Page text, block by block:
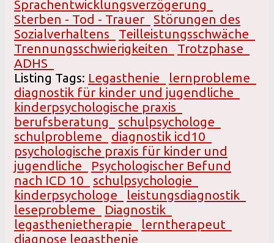
Sprachentwicklungsverzögerung
Sterben - Tod - Trauer
Störungen des
Sozialverhaltens
Teilleistungsschwäche
Trennungsschwierigkeiten
Trotzphase
ADHS
Listing Tags: Legasthenie
lernprobleme
diagnostik für kinder und jugendliche
kinderpsychologische praxis
berufsberatung
schulpsychologe
schulprobleme
diagnostik icd10
psychologische praxis für kinder und
jugendliche
Psychologischer Befund
nach ICD 10
schulpsychologie
kinderpsychologe
leistungsdiagnostik
leseprobleme
Diagnostik
legasthenietherapie
lerntherapeut
diagnose legasthenie